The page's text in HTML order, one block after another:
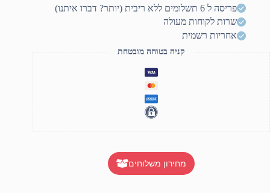
פריסה ל 6 תשלומים ללא ריבית (יותר? דברו איתנו)
שרות לקוחות מעולה
אחריות רשמית
קניה בטוחה מובטחת
מחירון משלוחים